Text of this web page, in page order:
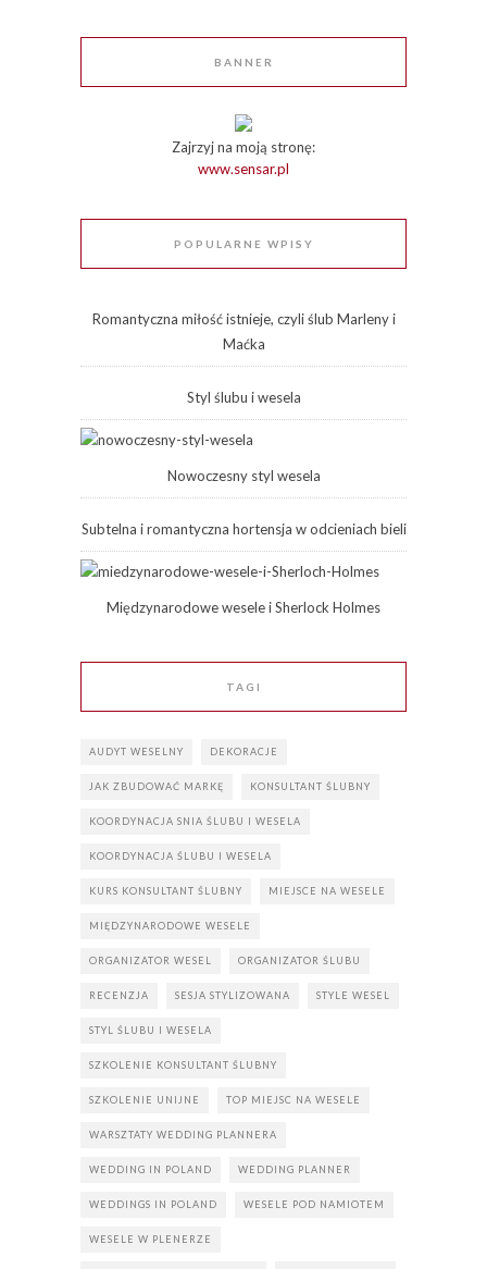
BANNER
Zajrzyj na moją stronę:
www.sensar.pl
POPULARNE WPISY
Romantyczna miłość istnieje, czyli ślub Marleny i
Maćka
Styl ślubu i wesela
Nowoczesny styl wesela
Subtelna i romantyczna hortensja w odcieniach bieli
Międzynarodowe wesele i Sherlock Holmes
TAGI
AUDYT WESELNY DEKORACJE
JAK ZBUDOWAĆ MARKĘ KONSULTANT ŚLUBNY
KOORDYNACJA SNIA ŚLUBU I WESELA
KOORDYNACJA ŚLUBU I WESELA
KURS KONSULTANT ŚLUBNY MIEJSCE NA WESELE
MIĘDZYNARODOWE WESELE
ORGANIZATOR WESEL ORGANIZATOR ŚLUBU
RECENZJA SESJA STYLIZOWANA STYLE WESEL
STYL ŚLUBU I WESELA
SZKOLENIE KONSULTANT ŚLUBNY
SZKOLENIE UNIJNE TOP MIEJSC NA WESELE
WARSZTATY WEDDING PLANNERA
WEDDING IN POLAND WEDDING PLANNER
WEDDINGS IN POLAND WESELE POD NAMIOTEM
WESELE W PLENERZE